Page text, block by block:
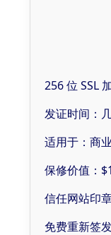
256 位 SSL
发证时间：
适用于：商
保修价值：
信任网站印
免费重新签